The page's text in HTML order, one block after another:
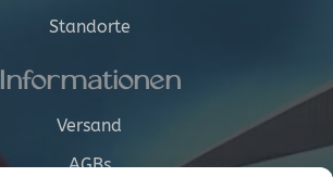
Standorte
Informationen
Versand
AGBs